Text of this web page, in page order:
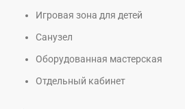
Игровая зона для детей
Санузел
Оборудованная мастерская
Отдельный кабинет